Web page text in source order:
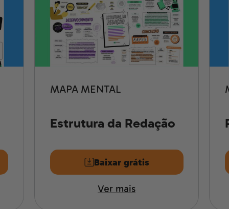
MAPA MENTAL
Estrutura da Redação
Baixar grátis
Ver mais